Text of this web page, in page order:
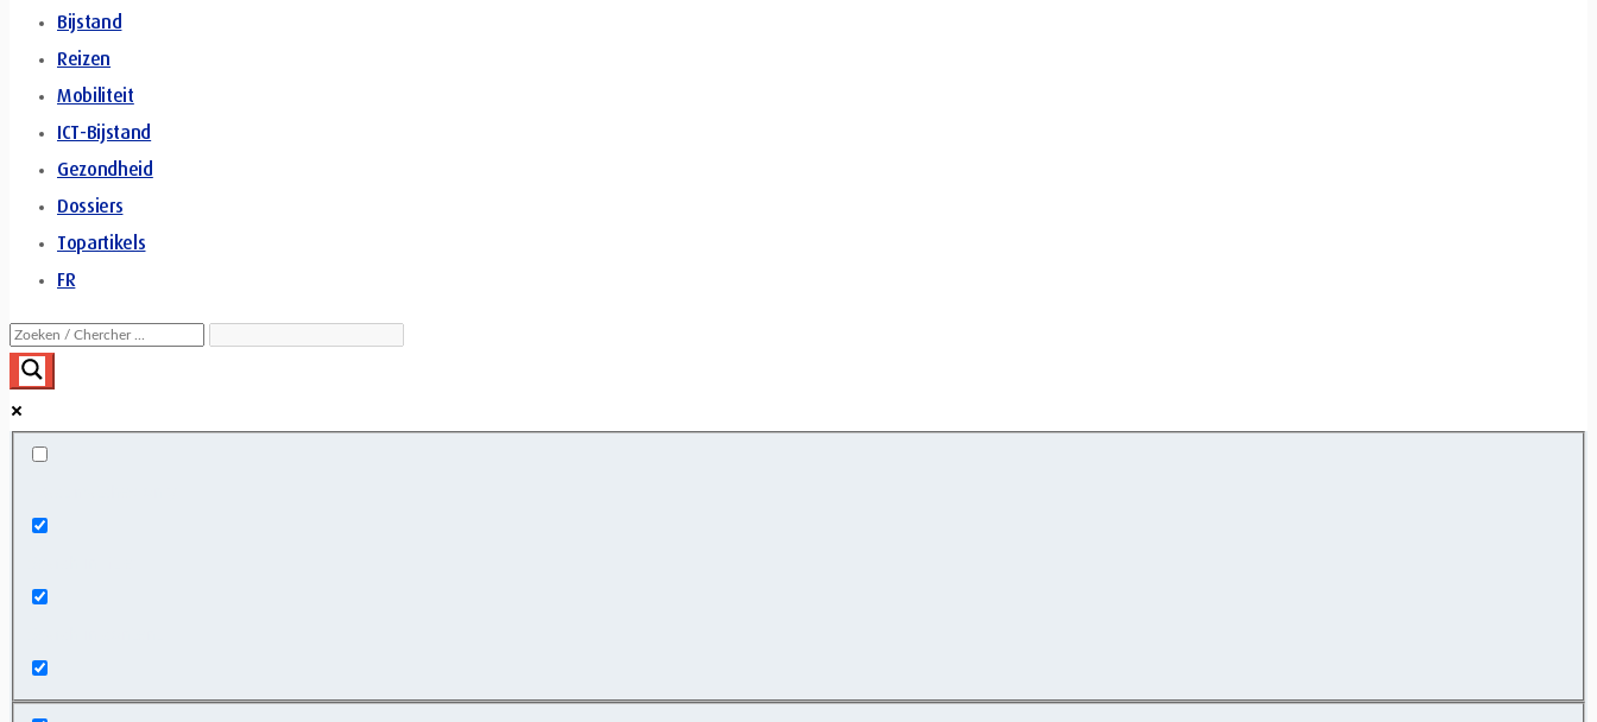
Bijstand
Reizen
Mobiliteit
ICT-Bijstand
Gezondheid
Dossiers
Topartikels
FR